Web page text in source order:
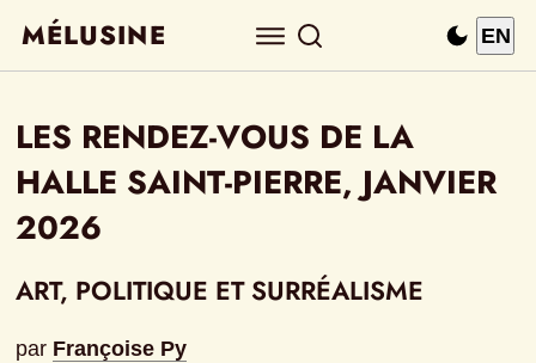
MÉLUSINE EN
LES RENDEZ-VOUS DE LA
HALLE SAINT-PIERRE, JANVIER
2026
ART, POLITIQUE ET SURRÉALISME
par Françoise Py